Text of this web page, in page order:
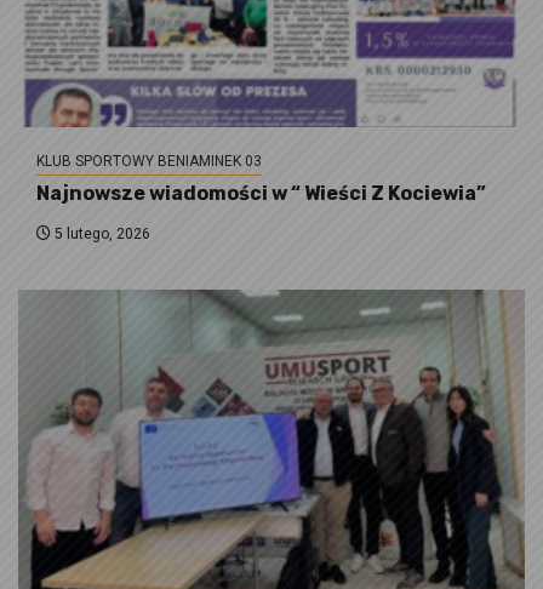
KLUB SPORTOWY BENIAMINEK 03
Najnowsze wiadomości w “ Wieści Z Kociewia”
5 lutego, 2026